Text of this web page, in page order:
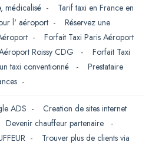
médicalisé - Tarif taxi en France en
l' aéroport - Réservez une
- Forfait Taxi Paris Aéroport
Roissy CDG - Forfait Taxi
taxi conventionné - Prestataire
-
ADS - Creation de sites internet
Devenir chauffeur partenaire
-
- Trouver plus de clients via